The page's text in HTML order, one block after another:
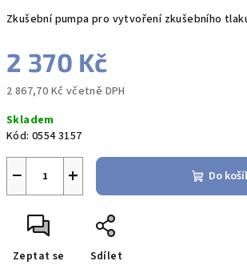
Zkušební pumpa pro vytvoření zkušebního
2 370 Kč
2 867,70 Kč včetně DPH
cena:
Skladem
Kód: 0554 3157
+
− Do
Zeptat se Sdílet